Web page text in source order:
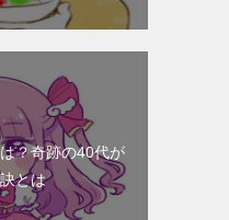
？奇跡の40代が
とは